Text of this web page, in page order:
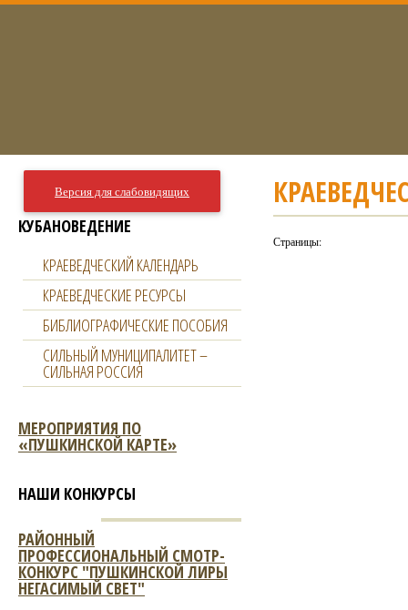
Страницы:
Версия для слабовидящих
КУБАНОВЕДЕНИЕ
КРАЕВЕДЧЕСКИЙ КАЛЕНДАРЬ
КРАЕВЕДЧЕСКИЕ РЕСУРСЫ
БИБЛИОГРАФИЧЕСКИЕ ПОСОБИЯ
СИЛЬНЫЙ МУНИЦИПАЛИТЕТ –
СИЛЬНАЯ РОССИЯ
МЕРОПРИЯТИЯ ПО
«ПУШКИНСКОЙ КАРТЕ»
НАШИ КОНКУРСЫ
РАЙОННЫЙ
ПРОФЕССИОНАЛЬНЫЙ СМОТР-
КОНКУРС "ПУШКИНСКОЙ ЛИРЫ
НЕГАСИМЫЙ СВЕТ"